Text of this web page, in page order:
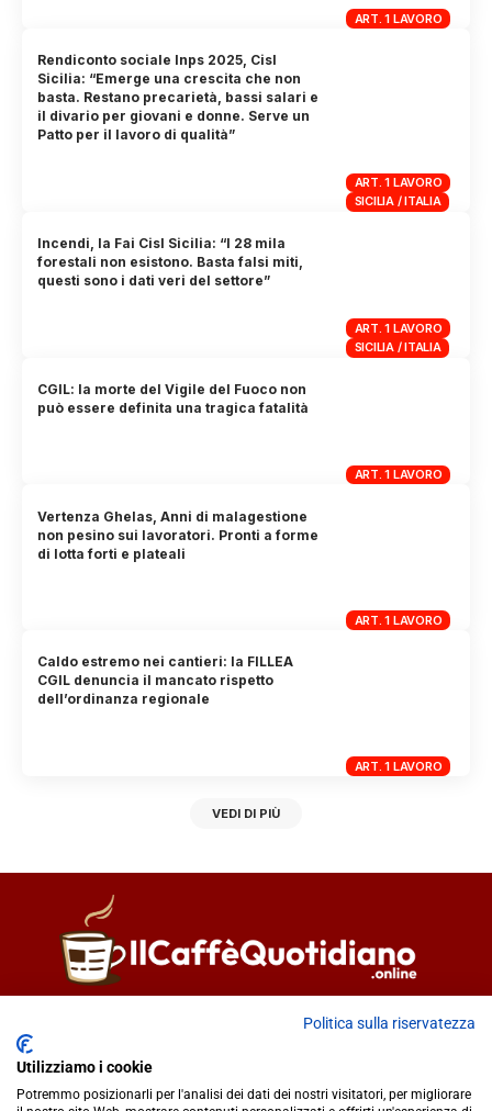
ART. 1 LAVORO
ART. 1 LAVORO
SICILIA / ITALIA
Rendiconto sociale Inps 2025, Cisl
Sicilia: “Emerge una crescita che non
basta. Restano precarietà, bassi salari e
il divario per giovani e donne. Serve un
Patto per il lavoro di qualità”
ART. 1 LAVORO
SICILIA / ITALIA
Incendi, la Fai Cisl Sicilia: “I 28 mila
forestali non esistono. Basta falsi miti,
questi sono i dati veri del settore”
ART. 1 LAVORO
CGIL: la morte del Vigile del Fuoco non
può essere definita una tragica fatalità
ART. 1 LAVORO
Vertenza Ghelas, Anni di malagestione
non pesino sui lavoratori. Pronti a forme
di lotta forti e plateali
ART. 1 LAVORO
Caldo estremo nei cantieri: la FILLEA
CGIL denuncia il mancato rispetto
dell’ordinanza regionale
VEDI DI PIÙ
Fiorella Falci
redazione@ilcaffequotidiano.online
C.F. 92076900858
Politica sulla riservatezza
Utilizziamo i cookie
Potremmo posizionarli per l'analisi dei dati dei nostri visitatori, per migliorare